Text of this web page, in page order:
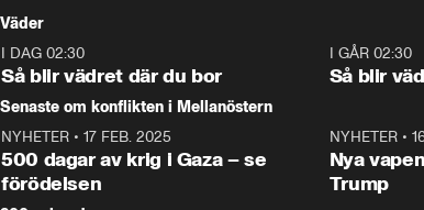
tonårsutvisningarna och hur
Moderaterna ska locka
väljare till valet i höst.
Väder
I DAG 02:30
Så blir vädret där du bor
I GÅR 02:30
Så blir
Senaste om konflikten i Mellanöstern
NYHETER • 17 FEB. 2025
500 dagar av krig i Gaza – se
förödelsen
NYHETER•
Nya
Trump